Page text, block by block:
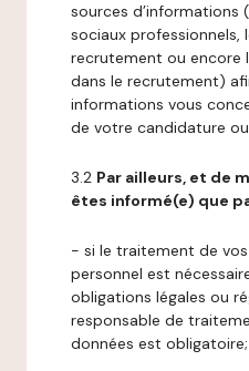
sources d’informations
sociaux professionnels,
recrutement ou encore
dans le recrutement)
informations vous
de votre candidature
3.2 Par ailleurs, et de
êtes informé(e) que
- si le traitement de
personnel est
obligations légales ou
responsable de
données est obligatoire;